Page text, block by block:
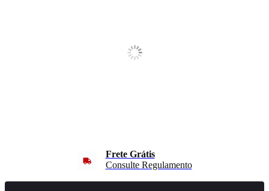
Frete Grátis
Consulte Regulamento